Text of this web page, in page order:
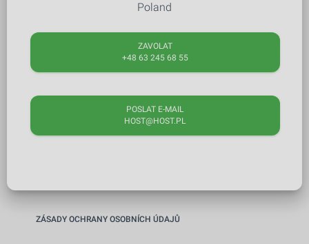
Poland
ZAVOLAT
+48 63 245 68 55
POSLAT E-MAIL
HOST@HOST.PL
ZÁSADY OCHRANY OSOBNÍCH ÚDAJŮ